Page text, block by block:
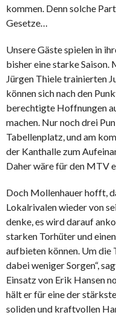
kommen. Denn solche
Gesetze…
Unsere Gäste spielen in
bisher eine starke Saison.
Jürgen Thiele trainierten
können sich nach den
berechtigte Hoffnungen
machen. Nur noch drei
Tabellenplatz, und am
der Kanthalle zum
Daher wäre für den MTV
Doch Mollenhauer hofft,
Lokalrivalen wieder von
denke, es wird darauf
starken Torhüter und
aufbieten können. Um
dabei weniger Sorgen“,
Einsatz von Erik Hansen
hält er für eine der
soliden und kraftvollen